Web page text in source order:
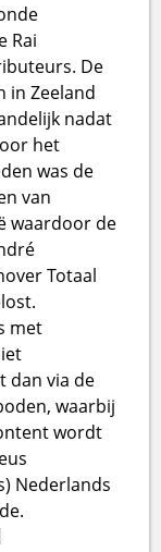
Rai
De
in Zeeland
nadat
het
was de
van
waardoor de
Totaal
met
dan via de
waarbij
wordt
Nederlands